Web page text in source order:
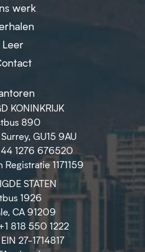
werk
Leer
KONINKRIJK
890
GU15 9AU
1276 676520
1171159
STATEN
1926
CA 91209
818 550 1222
27-1714817